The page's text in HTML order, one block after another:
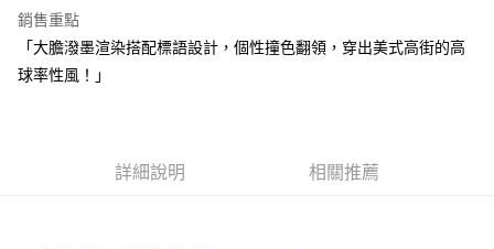
醒簡訊。
2.透過簡訊連結打開帳單後，可選擇「超商條碼／台灣大直營門市／銀行轉
帳／街口支付／iPASS MONEY」等通路繳費。
2.基於同意付款使用「大哥付你分期」之契約關係目的，商店將以您的個人
【「AFTEE先享後付」結帳流程】
１．於結帳方式選擇「AFTEE先享後付」後，將跳轉至「AFTEE先享後付」
結帳頁面，進行簡訊認證並確認金額後，即可完成結帳。
２．訂單成立數日內，您將收到繳費通知簡訊。
後付繳納相關費用。
付款後全家取貨
免運費
銷售重點
「大膽潑墨渲染搭配標語設計，個性撞色翻領，穿出美式高街的高
球率性風！」
詳細說明 相關推薦